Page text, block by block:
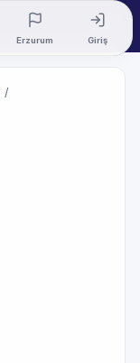
Erzurum Giriş
/